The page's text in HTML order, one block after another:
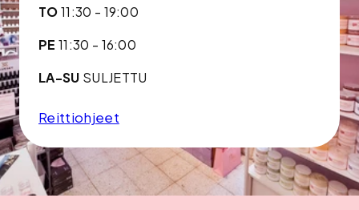
TO11:30 - 19:00
PE 11:30 - 16:00
LA-SU SULJETTU
Reittiohjeet